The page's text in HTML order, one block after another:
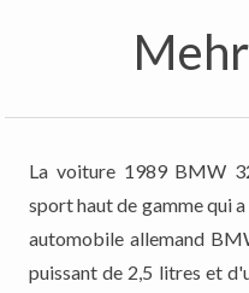
La voiture 1989 BMW
sport haut de gamme qui
automobile allemand
puissant de 2,5 litres et